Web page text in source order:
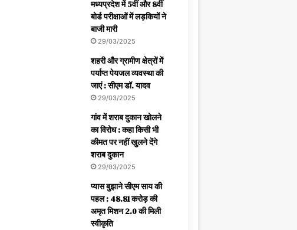
मध्यप्रदेश में 5वीं और 8वीं
बोर्ड परीक्षाओं में लड़कियों ने
बाजी मारी
29/03/2025
शहरी और ग्रामीण क्षेत्रों में
पर्याप्त पेयजल व्यवस्था की
जाएं : सीएम डॉ. यादव
29/03/2025
गांव में शराब दुकान खोलने
का विरोध : कहा किसी भी
कीमत पर नहीं खुलने देंगे
शराब दुकान
29/03/2025
प्यास बुझाने सीएम साय की
पहल : 48.81 करोड़ की
अमृत मिशन 2.0 की मिली
स्वीकृति